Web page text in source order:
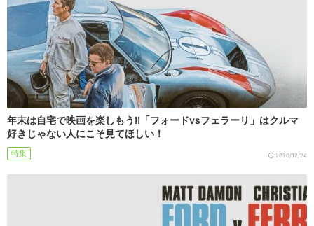
年末は自宅で映画を楽しもう!!「フォードvsフェラーリ」はクルマ
好きじゃない人にこそ見てほしい！
特集 2020/12/24